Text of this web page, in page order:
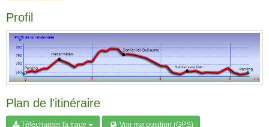
Profil
Plan de l'itinéraire
Télécharger la trace Voir ma position (GPS)